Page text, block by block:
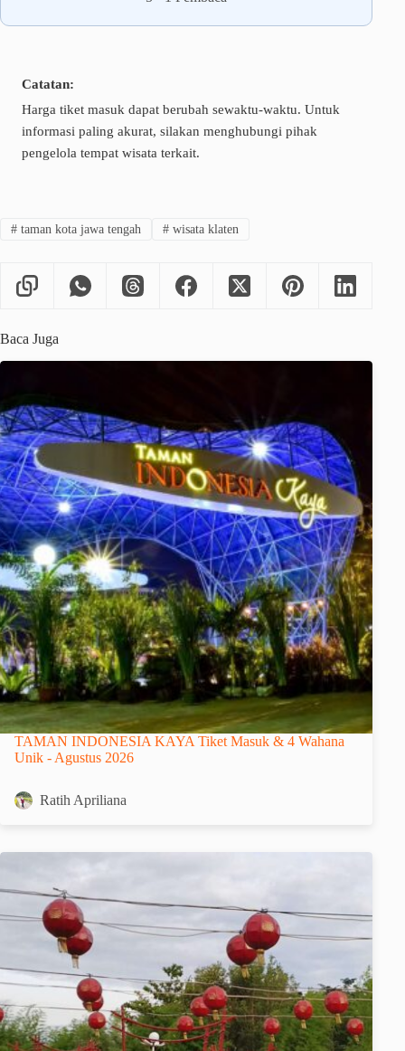
Catatan:
Harga tiket masuk dapat berubah sewaktu-waktu. Untuk
informasi paling akurat, silakan menghubungi pihak
pengelola tempat wisata terkait.
#taman kota jawa tengah #wisata klaten
Baca Juga
TAMAN INDONESIA KAYA Tiket Masuk & 4 Wahana
Unik - Agustus 2026
Ratih Apriliana